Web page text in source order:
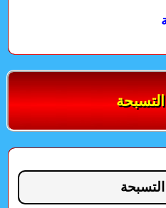
التسبحة